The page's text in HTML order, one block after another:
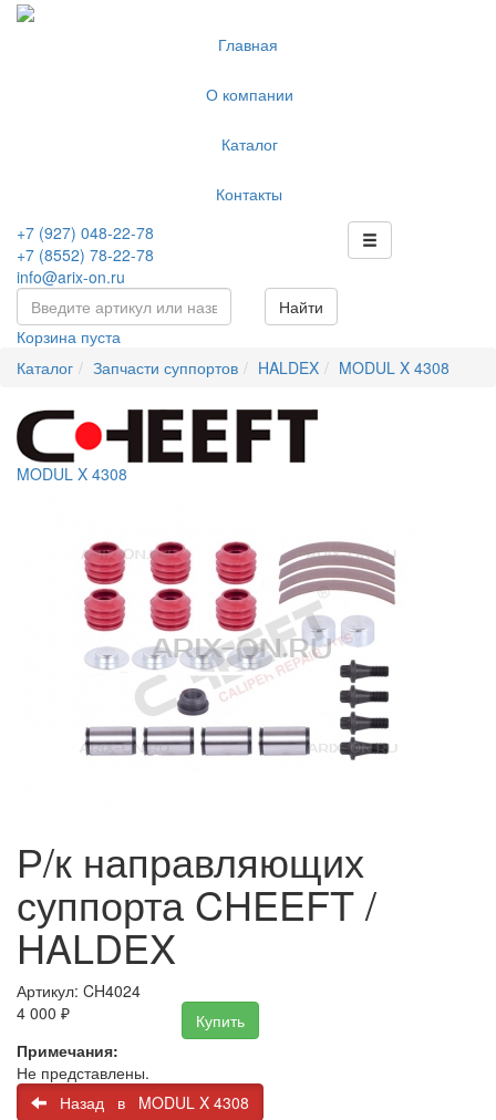
Главная
О компании
Каталог
Контакты
+7 (927) 048-22-78
+7 (8552) 78-22-78
info@arix-on.ru
Найти
Корзина пуста
Каталог
Запчасти суппортов HALDEX MODUL X 4308
MODUL X 4308
Р/к направляющих
суппорта CHEEFT /
HALDEX
Артикул: CH4024
4 000 ₽
Купить
Примечания:
Не представлены.
Назад в MODUL X 4308